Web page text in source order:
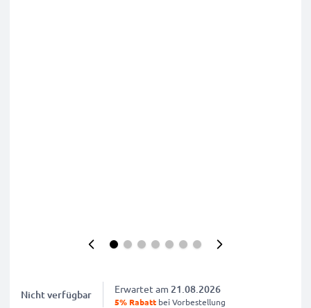
Nicht verfügbar Erwartet am 21.08.2026
5% Rabatt bei Vorbestellung